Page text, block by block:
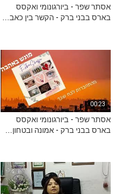
אסתר שפר - ביורגונומי ואקסס
בארס בבני ברק - הקשר בין כאב...
00:23
אסתר שפר - ביורגונומי ואקסס
בארס בבני ברק - אמונה ובטחון...